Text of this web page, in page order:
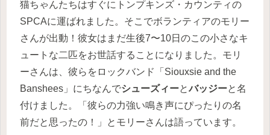
猫ちゃんたちはすぐにトンプキンズ・カウンティの
SPCAに運ばれました。そこでボランティアのモリー
さんが出動！彼女はまだ生後7〜10日のこの小さなキ
ュートな二匹をお世話することになりました。モリ
ーさんは、彼らをロックバンド「Siouxsie and the
Banshees」にちなんでシューズィーとバッジーと名
付けました。「彼らの力強い鳴き声にぴったりの名
前だと思ったの！」とモリーさんは語っています。